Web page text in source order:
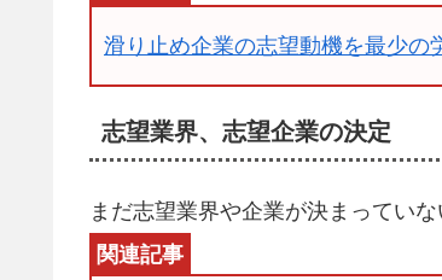
滑り止め企業の志望動機を最少の
志望業界、志望企業の決定
まだ志望業界や企業が決まってい